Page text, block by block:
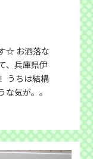
☆ お洒落な
、兵庫県伊
うちは結構
気が。。